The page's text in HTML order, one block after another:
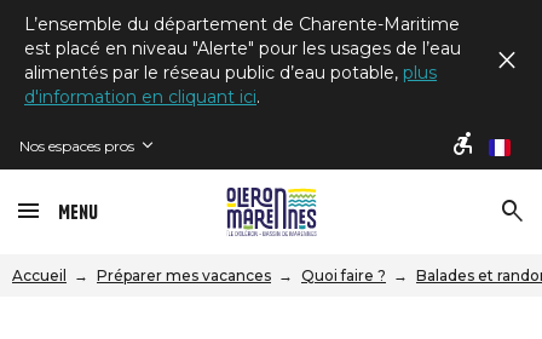
L’ensemble du département de Charente-Maritime
est placé en niveau "Alerte" pour les usages de l’eau
alimentés par le réseau public d’eau potable, plus
d'information en cliquant ici.
Nos espaces pros fr
Menu
Accueil Préparer mes vacances Quoi faire ? Balades et